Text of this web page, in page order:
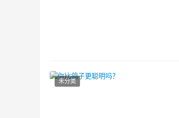
未分类